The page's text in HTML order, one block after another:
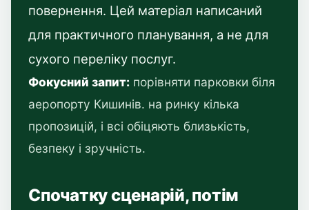
повернення. Цей матеріал написаний
для практичного планування, а не для
сухого переліку послуг.
Фокусний запит: порівняти парковки біля
аеропорту Кишинів. на ринку кілька
пропозицій, і всі обіцяють близькість,
безпеку і зручність.
Спочатку сценарій, потім